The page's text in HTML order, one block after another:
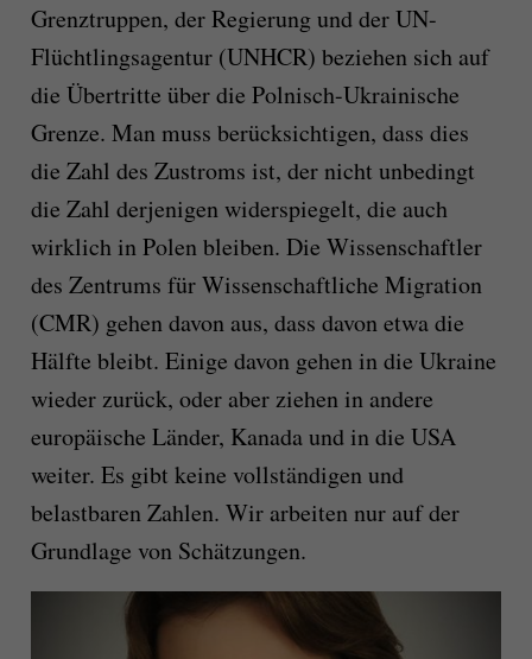
Grenztruppen, der Regierung und der UN-
Flüchtlingsagentur (UNHCR) beziehen sich auf
die Übertritte über die Polnisch-Ukrainische
Grenze. Man muss berücksichtigen, dass dies
die Zahl des Zustroms ist, der nicht unbedingt
die Zahl derjenigen widerspiegelt, die auch
wirklich in Polen bleiben. Die Wissenschaftler
des Zentrums für Wissenschaftliche Migration
(CMR) gehen davon aus, dass davon etwa die
Hälfte bleibt. Einige davon gehen in die Ukraine
wieder zurück, oder aber ziehen in andere
europäische Länder, Kanada und in die USA
weiter. Es gibt keine vollständigen und
belastbaren Zahlen. Wir arbeiten nur auf der
Grundlage von Schätzungen.